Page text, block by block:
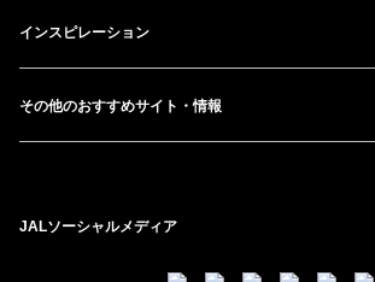
インスピレーション
その他のおすすめサイト・情報
JALソーシャルメディア